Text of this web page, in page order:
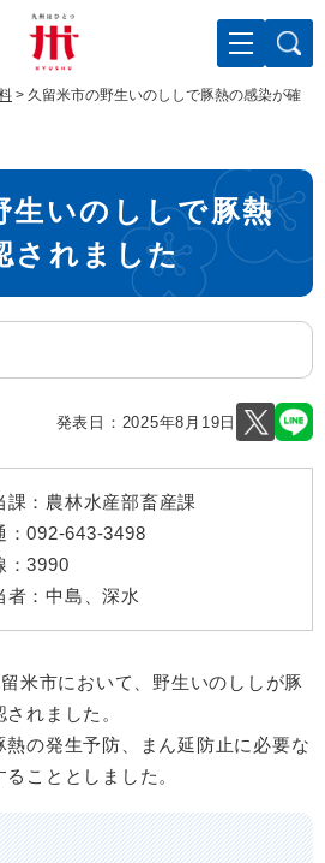
> 久留米市の野生いのししで豚熱の感染が確
生いのししで豚熱
されました
発表日： 2025年8月19日
： 農林水産部畜産課
：092-643-3498
：3990
： 中島、深水
米市において、野生いのししが豚
れました。
の発生予防、まん延防止に必要な
こととしました。